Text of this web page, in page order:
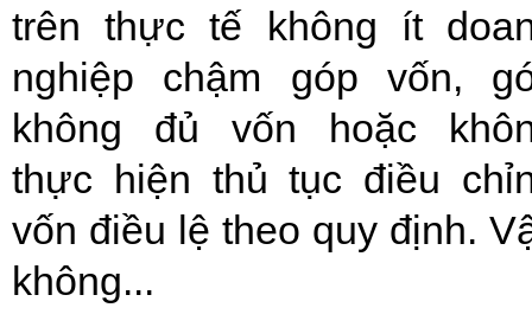
trên thực tế không ít
nghiệp chậm góp vốn,
không đủ vốn hoặc
thực hiện thủ tục điều
vốn điều lệ theo quy định.
không...